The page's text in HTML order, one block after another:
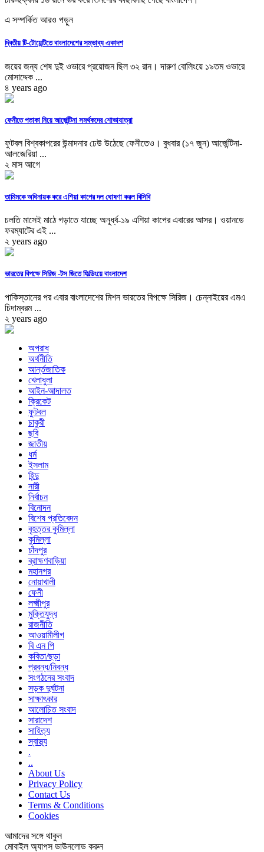
এ সম্পর্কিত আরও পড়ুন
দ্বিতীয় টি-টোয়েন্টিতে বাংলাদেশের সম্ভাব্য একাদশ
জয়ের জন্য শেষ দুই ওভারে প্রয়োজন ছিল ৩২ রান। দারুণ বোলিংয়ে ১৯তম ওভারে
মোসাদ্দেক ...
৪ years ago
ফেনীতে পতাকা নিয়ে আর্জেন্টিনা সমর্থকদের শোভাযাত্রা
ফুটবল বিশ্বকাপরের উন্মাদনার ঢেউ উঠেছে ফেনীতেও। বুধবার (১৭ জুন) আর্জেন্টিনা-
আলজেরিয়া ...
২ মাস আগে
তামিমকে অধিনায়ক করে এশিয়া কাপের দল ঘোষণা করল বিসিবি
চলতি মাসেই মাঠে গড়াতে যাচ্ছে অনূর্ধ্ব-১৯ এশিয়া কাপের এবারের আসর। ওয়ানডে
ফরম্যাটের এই ...
২ years ago
ভারতের বিপক্ষে সিরিজ -টস জিতে ফিল্ডিংয়ে বাংলাদেশ
পাকিস্তানের পর এবার বাংলাদেশের মিশন ভারতের বিপক্ষে সিরিজ। চেন্নাইয়ের এমএ
চিদাম্বরম ...
২ years ago
অপরাধ
অর্থনীতি
আর্ন্তজাতিক
খেলাধুলা
আইন-আদালত
ক্রিকেট
ফুটবল
চাকুরী
ছবি
জাতীয়
ধর্ম
ইসলাম
হিন্দু
নারী
নির্বাচন
বিনোদন
বিশেষ প্রতিবেদন
বৃহত্তর কুমিল্লা
কুমিল্লা
চাঁদপুর
ব্রাহ্মণবাড়িয়া
মহানগর
নোয়াখালী
ফেনী
লক্ষ্মীপুর
মুক্তিযুদ্ধ
রাজনীতি
আওয়ামীলীগ
বি এন পি
কবিতা/ছড়া
প্রবন্ধ/নিবন্ধ
সংগঠনের সংবাদ
সড়ক দুর্ঘটনা
সাক্ষাৎকার
আলোচিত সংবাদ
সারাদেশ
সাহিত্য
স্বাস্থ্য
.
..
About Us
Privacy Policy
Contact Us
Terms & Conditions
Cookies
আমাদের সঙ্গে থাকুন
মোবাইল অ্যাপস ডাউনলোড করুন